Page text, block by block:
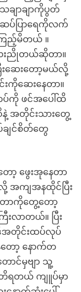
ျာချာကိုပွတ်
ဆပ်ပြာရေကိုလက်
ြည့်မိတယ် ။
ေးညိုတယ်ဆိုတာ။
ဆေးတော့မယ်လို့
ကိုဆေးနေတာ။
ပ်ကို ဖင်အပေါ်ထိ
နဲ့ အတိုင်းသားတွေ့
ချင်စိတ်တွေ
ာ့ ဖွေးအုနေတာ
လို့ အကျအနထိုင်ပြီး
တာကိုတွေ့တော့
းလာတယ်။ ပြီး
ဒီအတိုင်းထပ်လုပ်
တော့ နောက်တ
ာင်မှဗျာ သူ့
ရတယ် ကျူပ်မှာ